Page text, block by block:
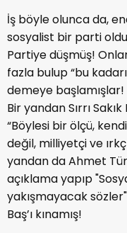
İş böyle olunca da,
sosyalist bir parti
Partiye düşmüş!
fazla bulup “bu
demeye başlamışlar!
Bir yandan Sırrı
“Böylesi bir ölçü,
değil, milliyetçi ve
yandan da Ahmet
açıklama yapıp
yakışmayacak
Baş’ı kınamış!